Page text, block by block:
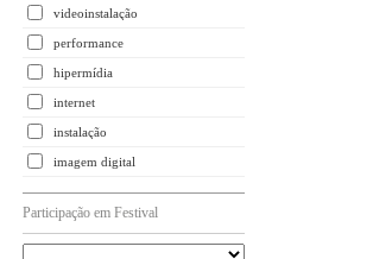
videoinstalação
performance
hipermídia
internet
instalação
imagem digital
Participação em Festival